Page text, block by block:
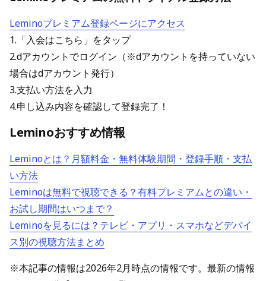
Leminoプレミアム登録ページにアクセス
1.「入会はこちら」をタップ
2.dアカウントでログイン（※dアカウントを持っていない
場合はdアカウント発行）
3.支払い方法を入力
4.申し込み内容を確認して登録完了！
Leminoおすすめ情報
Leminoとは？月額料金・無料体験期間・登録手順・支払
い方法
Leminoは無料で視聴できる？有料プレミアムとの違い・
お試し期間はいつまで？
Leminoを見るには？テレビ・アプリ・スマホなどデバイ
ス別の視聴方法まとめ
※本記事の情報は2026年2月時点の情報です。最新の情報